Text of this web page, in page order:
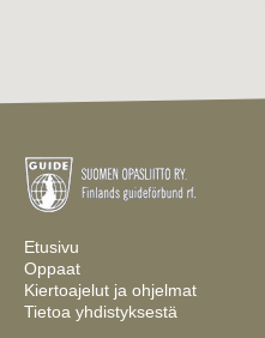
Etusivu
Oppaat
Kiertoajelut ja ohjelmat
Tietoa yhdistyksestä